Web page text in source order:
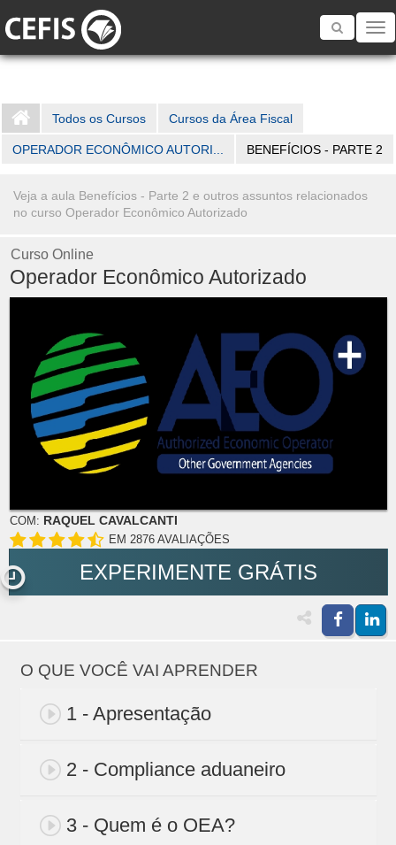
Toggle
Todos os Cursos Cursos da Área Fiscal
OPERADOR ECONÔMICO AUTORI... BENEFÍCIOS - PARTE 2
Veja a aula Benefícios - Parte 2 e outros assuntos relacionados
no curso Operador Econômico Autorizado
Curso Online
Operador Econômico Autorizado
COM: RAQUEL CAVALCANTI
EM 2876 AVALIAÇÕES
EXPERIMENTE GRÁTIS
O QUE VOCÊ VAI APRENDER
1 - Apresentação
2 - Compliance aduaneiro
3 - Quem é o OEA?